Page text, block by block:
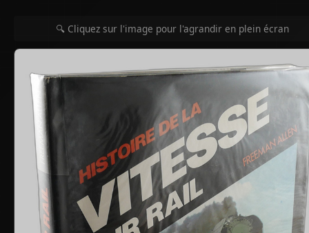
🔍 Cliquez sur l'image pour l'agrandir en plein écran